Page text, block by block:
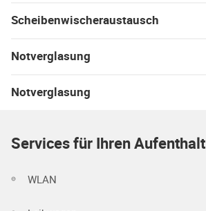
Scheibenwischeraustausch
Notverglasung
Notverglasung
Services für Ihren Aufenthalt
WLAN